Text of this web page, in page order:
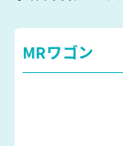
MRワゴン